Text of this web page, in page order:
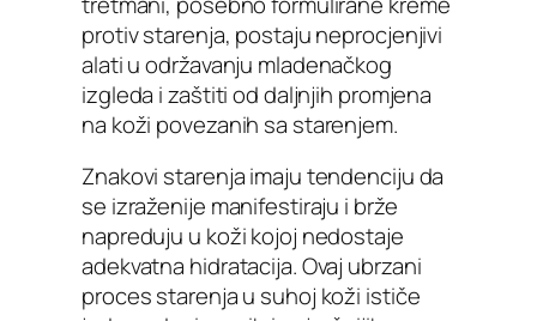
protiv starenja, postaju neprocjenjivi
alati u održavanju mladenačkog
izgleda i zaštiti od daljnjih promjena
na koži povezanih sa starenjem.
Znakovi starenja imaju tendenciju da
se izraženije manifestiraju i brže
napreduju u koži kojoj nedostaje
adekvatna hidratacija. Ovaj ubrzani
proces starenja u suhoj koži ističe